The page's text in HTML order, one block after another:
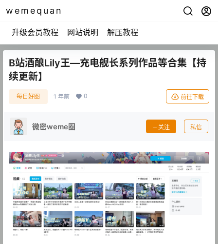
wemequan
升级会员教程 网站说明 解压教程
B站酒酿Lily王—充电舰长系列作品等合集【持
续更新】
每日好图 1 年前 0 前往下载
微密weme圈 关注 私信